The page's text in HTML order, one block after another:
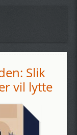
Slik
vil lytte